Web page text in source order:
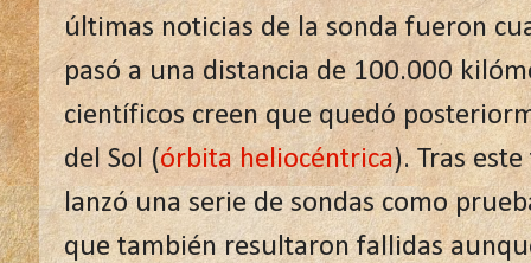
últimas noticias de la sonda fueron
pasó a una distancia de 100.000
científicos creen que quedó
del Sol (órbita heliocéntrica). Tras
lanzó una serie de sondas como
que también resultaron fallidas